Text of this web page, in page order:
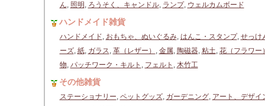
ん, 照明 , ろうそく、キャンドル, ランプ, ウェルカムボード
ハンドメイド雑貨
ハンドメイド, おもちゃ、ぬいぐるみ, はんこ・スタンプ, せっけ
ーズ, 紙, ガラス, 革（レザー） , 金属, 陶磁器, 粘土, 花（フラワー
物, パッチワーク・キルト , フェルト , 木竹工
その他雑貨
ステーショナリー, ペットグッズ, ガーデニング, アート、デザイ